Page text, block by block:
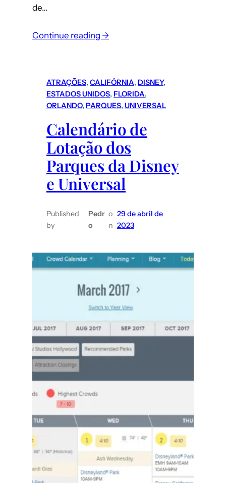
de…
Continue reading →:
(Peru):
roteiro
completo
uma
viagem
de
casal
ATRAÇÕES, CALIFÓRNIA, DISNEY
ESTADOS UNIDOS, FLORIDA
ORLANDO, PARQUES, UNIVERSAL
Calendário de
Lotação dos
Parques da Disney
e Universal
Published
by
Pedr
o
o
n
29 de abril de
2023